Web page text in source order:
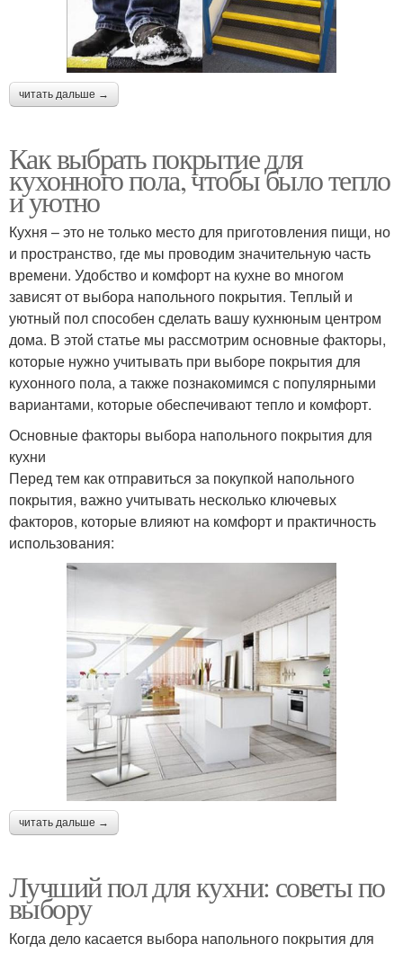
читать дальше →
Как выбрать покрытие для
кухонного пола, чтобы было тепло
и уютно
Кухня – это не только место для приготовления пищи, но
и пространство, где мы проводим значительную часть
времени. Удобство и комфорт на кухне во многом
зависят от выбора напольного покрытия. Теплый и
уютный пол способен сделать вашу кухнюным центром
дома. В этой статье мы рассмотрим основные факторы,
которые нужно учитывать при выборе покрытия для
кухонного пола, а также познакомимся с популярными
вариантами, которые обеспечивают тепло и комфорт.
Основные факторы выбора напольного покрытия для
кухни
Перед тем как отправиться за покупкой напольного
покрытия, важно учитывать несколько ключевых
факторов, которые влияют на комфорт и практичность
использования:
читать дальше →
Лучший пол для кухни: советы по
выбору
Когда дело касается выбора напольного покрытия для